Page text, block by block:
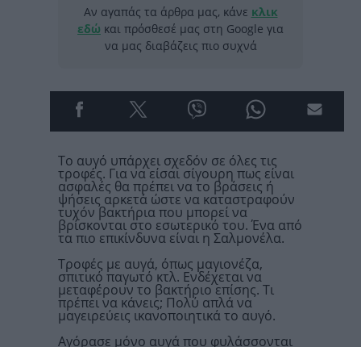
Αν αγαπάς τα άρθρα μας, κάνε κλικ
εδώ και πρόσθεσέ μας στη Google για
να μας διαβάζεις πιο συχνά
To αυγό υπάρχει σχεδόν σε όλες τις
τροφές. Για να είσαι σίγουρη πως είναι
ασφαλές θα πρέπει να το βράσεις ή
ψήσεις αρκετά ώστε να καταστραφούν
τυχόν βακτήρια που μπορεί να
βρίσκονται στο εσωτερικό του. Ένα από
τα πιο επικίνδυνα είναι η Σαλμονέλα.
Τροφές με αυγά, όπως μαγιονέζα,
σπιτικό παγωτό κτλ. Ενδέχεται να
μεταφέρουν το βακτήριο επίσης. Τι
πρέπει να κάνεις; Πολύ απλά να
μαγειρεύεις ικανοποιητικά το αυγό.
Αγόρασε μόνο αυγά που φυλάσσονται